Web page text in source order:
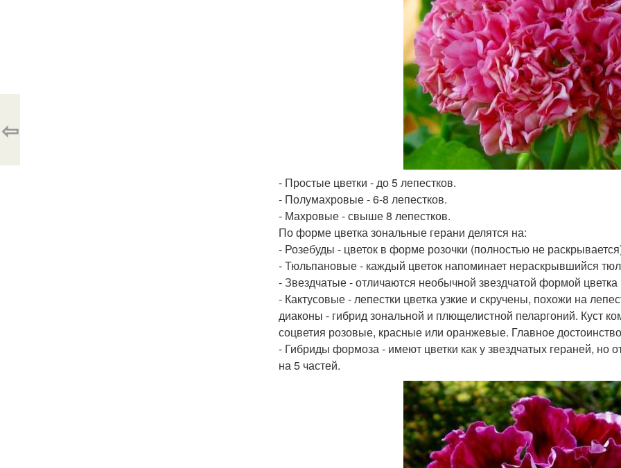
- Простые цветки - до 5 лепестков.
- Полумахровые - 6-8 лепестков.
- Махровые - свыше 8 лепестков.
По форме цветка зональные герани делятся на:
- Розебуды - цветок в форме розочки (полностью не
- Тюльпановые - каждый цветок напоминает нераскрывшийся
- Звездчатые - отличаются необычной звездчатой формой
- Кактусовые - лепестки цветка узкие и скручены, похожи на
диаконы - гибрид зональной и плющелистной пеларгоний. Куст
соцветия розовые, красные или оранжевые. Главное
- Гибриды формоза - имеют цветки как у звездчатых гераней, но
на 5 частей.
⇦